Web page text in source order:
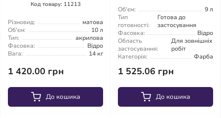
Код товару: 11213
Різновид:
матова
Об'єм:
10 л
Тип:
акрилова
Фасовка:
Відро
Вага:
14 кг
1 420.00 грн
До кошика
Об'єм:
9 л
Тип
готовності:
Готова до
застосування
Фасовка:
Відро
Область
застосування:
Для зовнішніх
робіт
Категорія:
Фарба
1 525.06 грн
До кошика